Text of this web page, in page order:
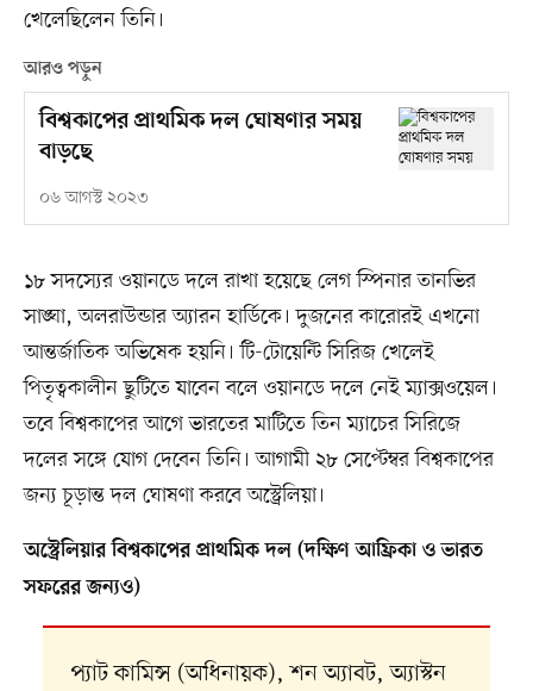
খেলেছিলেন তিনি।
আরও পড়ুন
বিশ্বকাপের প্রাথমিক দল ঘোষণার সময়
বাড়ছে
০৬ আগস্ট ২০২৩
১৮ সদস্যের ওয়ানডে দলে রাখা হয়েছে লেগ স্পিনার তানভির
সাঙ্ঘা, অলরাউন্ডার অ্যারন হার্ডিকে। দুজনের কারোরই এখনো
আন্তর্জাতিক অভিষেক হয়নি। টি-টোয়েন্টি সিরিজ খেলেই
পিতৃত্বকালীন ছুটিতে যাবেন বলে ওয়ানডে দলে নেই ম্যাক্সওয়েল।
তবে বিশ্বকাপের আগে ভারতের মাটিতে তিন ম্যাচের সিরিজে
দলের সঙ্গে যোগ দেবেন তিনি। আগামী ২৮ সেপ্টেম্বর বিশ্বকাপের
জন্য চূড়ান্ত দল ঘোষণা করবে অস্ট্রেলিয়া।
অস্ট্রেলিয়ার বিশ্বকাপের প্রাথমিক দল (দক্ষিণ আফ্রিকা ও ভারত
সফরের জন্যও)
প্যাট কামিন্স (অধিনায়ক), শন অ্যাবট, অ্যাস্টন